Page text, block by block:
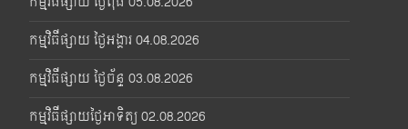
កម្មវិធីផ្សាយ ថ្ងៃអង្គារ 04.08.2026
កម្មវិធីផ្សាយ ថ្ងៃច័ន្ទ 03.08.2026
កម្មវិធីផ្សាយថ្ងៃអាទិត្យ 02.08.2026